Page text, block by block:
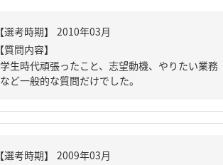
【質問内容】
学生時代頑張ったこと、志望動機、やりたい業務
など一般的な質問だけでした。